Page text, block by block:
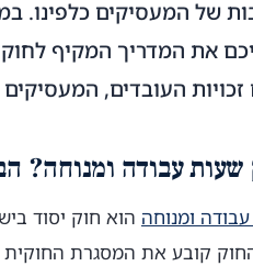
של המעסיקים כלפינו.
את המדריך המקיף
העובדים,
שעות עבודה ומנוחה?
ומנוחה הוא חוק יסוד
קובע את המסגרת